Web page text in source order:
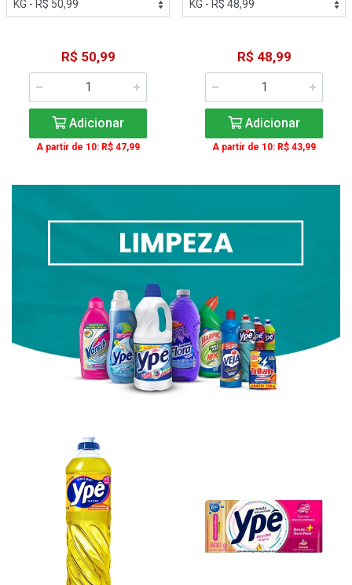
R$ 50,99
Adicionar
A partir de 10: R$ 47,99
R$ 48,99
Adicionar
A partir de 10: R$ 43,99